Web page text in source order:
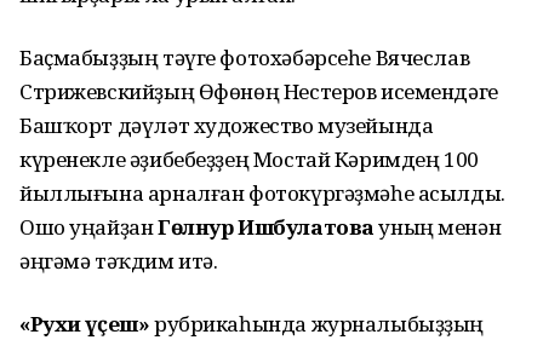
Баҫмабыҙҙың тәүге фотохәбәрсеһе Вячеслав
Стрижевскийҙың Өфөнөң Нестеров исемендәге
Башҡорт дәүләт художество музейында
күренекле әҙибебеҙҙең Мостай Кәримдең 100
йыллығына арналған фотокүргәҙмәһе асылды.
Ошо уңайҙанГөлнур Ишбулатовауның менән
әңгәмә тәҡдим итә.
«Рухи үҫеш»рубрикаһында журналыбыҙҙың